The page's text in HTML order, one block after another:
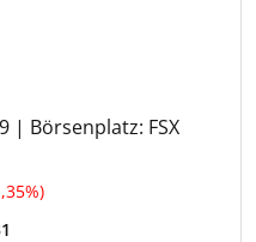
| Börsenplatz: FSX